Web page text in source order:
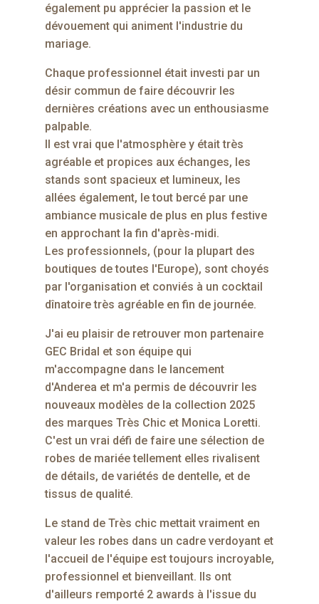
également pu apprécier la passion et le
dévouement qui animent l'industrie du
mariage.
Chaque professionnel était investi par un
désir commun de faire découvrir les
dernières créations avec un enthousiasme
palpable.
Il est vrai que l'atmosphère y était très
agréable et propices aux échanges, les
stands sont spacieux et lumineux, les
allées également, le tout bercé par une
ambiance musicale de plus en plus festive
en approchant la fin d'après-midi.
Les professionnels, (pour la plupart des
boutiques de toutes l'Europe), sont choyés
par l'organisation et conviés à un cocktail
dînatoire très agréable en fin de journée.
J'ai eu plaisir de retrouver mon partenaire
GEC Bridal et son équipe qui
m'accompagne dans le lancement
d'Anderea et m'a permis de découvrir les
nouveaux modèles de la collection 2025
des marques Très Chic et Monica Loretti.
C'est un vrai défi de faire une sélection de
robes de mariée tellement elles rivalisent
de détails, de variétés de dentelle, et de
tissus de qualité.
Le stand de Très chic mettait vraiment en
valeur les robes dans un cadre verdoyant et
l'accueil de l'équipe est toujours incroyable,
professionnel et bienveillant. Ils ont
d'ailleurs remporté 2 awards à l'issue du